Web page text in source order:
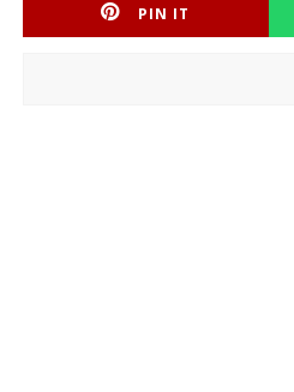
PIN IT